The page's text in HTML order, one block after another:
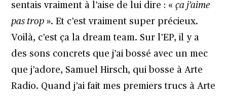
sentais vraiment à l’aise de lui dire : «ça j’aime
pas trop ». Et c’est vraiment super précieux.
Voilà, c’est ça la dream team. Sur l’EP, il y a
des sons concrets que j’ai bossé avec un mec
que j’adore, Samuel Hirsch, qui bosse à Arte
Radio. Quand j’ai fait mes premiers trucs à Arte